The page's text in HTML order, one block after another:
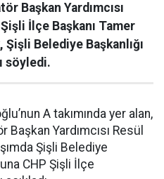
Başkan Yardımcısı
İlçe Başkanı Tamer
Şişli Belediye Başkanlığı
söyledi.
A takımında yer alan,
Yardımcısı Resül
Şişli Belediye
CHP Şişli İlçe